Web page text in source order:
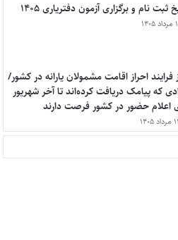
ثبت نام و برگزاری آزمون دفتریاری ۱۴۰۵
فرایند احراز اقامت مشمولان یارانه در کشور/
که پیامک دریافت کرده‌اند تا آخر شهریور
اعلام حضور در کشور فرصت دارند